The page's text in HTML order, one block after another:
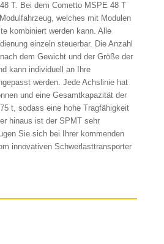
T. Bei dem Cometto MSPE 48 T
welches mit Modulen
kombiniert werden kann. Alle
einzeln steuerbar. Die Anzahl
dem Gewicht und der Größe der
kann individuell an Ihre
werden. Jede Achslinie hat
und eine Gesamtkapazität der
t, sodass eine hohe Tragfähigkeit
hinaus ist der SPMT sehr
Sie sich bei Ihrer kommenden
innovativen Schwerlasttransporter